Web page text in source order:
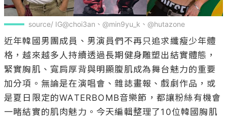
source/ IG@choi3an、@min9yu_k、@hutazone
近年韓國男團成員、男演員們不再只追求纖瘦少年體
格，越來越多人持續透過長期健身雕塑出結實體態，
緊實胸肌、寬肩厚背與明顯腹肌成為舞台魅力的重要
加分項。無論是在演唱會、雜誌畫報、戲劇作品，或
是夏日限定的WATERBOMB音樂節，都讓粉絲有機會
一睹結實的肌肉魅力。今天編輯整理了10位韓國胸肌